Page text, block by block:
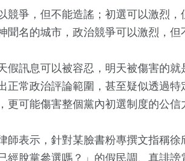
競爭，但不能造謠；初選可以激烈
聞名的城市，政治競爭可以激烈，但
假訊息可以被容忍，明天被傷害的
正常政治評論範圍，甚至疑似透過特
更可能傷害整個黨內初選制度的公信
師表示，針對某臉書粉專撰文指稱
經脫黨參選嗎？」的假民調、真誹
+
影視
346+
文教
86+
運動
+
藝文
293+
健康及醫療
0+
2023金鐘獎